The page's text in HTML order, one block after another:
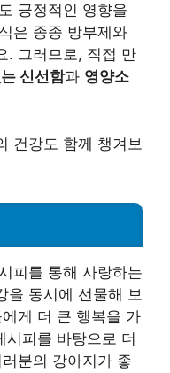
긍정적인 영향을
은 종종 방부제와
. 그러므로, 직접 만
신선함과 영양소
건강도 함께 챙겨보
피를 통해 사랑하는
을 동시에 선물해 보
게 더 큰 행복을 가
피를 바탕으로 더
분의 강아지가 좋